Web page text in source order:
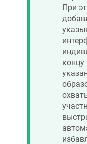
При
концу